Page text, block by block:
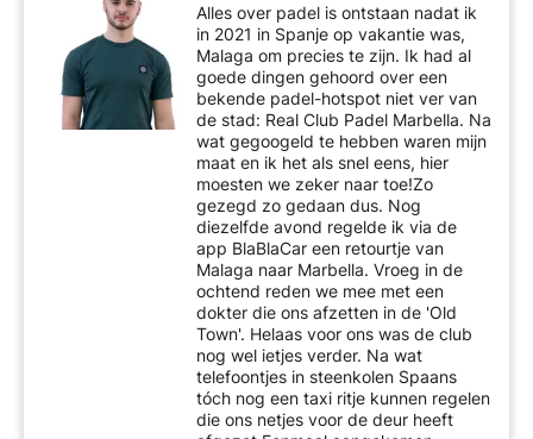
Alles over padel is ontstaan nadat ik
in 2021 in Spanje op vakantie was,
Malaga om precies te zijn. Ik had al
goede dingen gehoord over een
bekende padel-hotspot niet ver van
de stad: Real Club Padel Marbella. Na
wat gegoogeld te hebben waren mijn
maat en ik het als snel eens, hier
moesten we zeker naar toe!Zo
gezegd zo gedaan dus. Nog
diezelfde avond regelde ik via de
app BlaBlaCar een retourtje van
Malaga naar Marbella. Vroeg in de
ochtend reden we mee met een
dokter die ons afzetten in de 'Old
Town'. Helaas voor ons was de club
nog wel ietjes verder. Na wat
telefoontjes in steenkolen Spaans
tóch nog een taxi ritje kunnen regelen
die ons netjes voor de deur heeft